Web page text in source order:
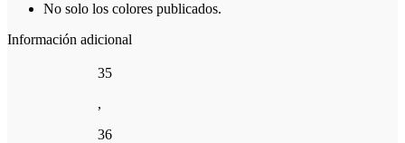
No solo los colores publicados.
Información adicional
35
,
36